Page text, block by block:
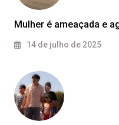
Mulher é ameaçada e
14 de julho de 2025